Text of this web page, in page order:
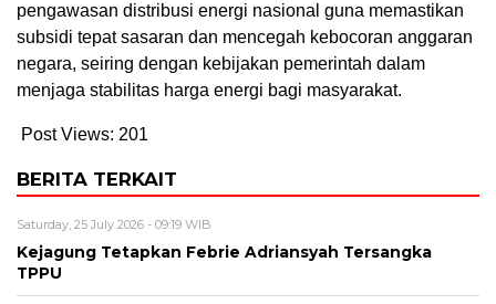
pengawasan distribusi energi nasional guna memastikan
subsidi tepat sasaran dan mencegah kebocoran anggaran
negara, seiring dengan kebijakan pemerintah dalam
menjaga stabilitas harga energi bagi masyarakat.
Post Views: 201
BERITA TERKAIT
Saturday, 25 July 2026 - 09:19 WIB
Kejagung Tetapkan Febrie Adriansyah Tersangka
TPPU